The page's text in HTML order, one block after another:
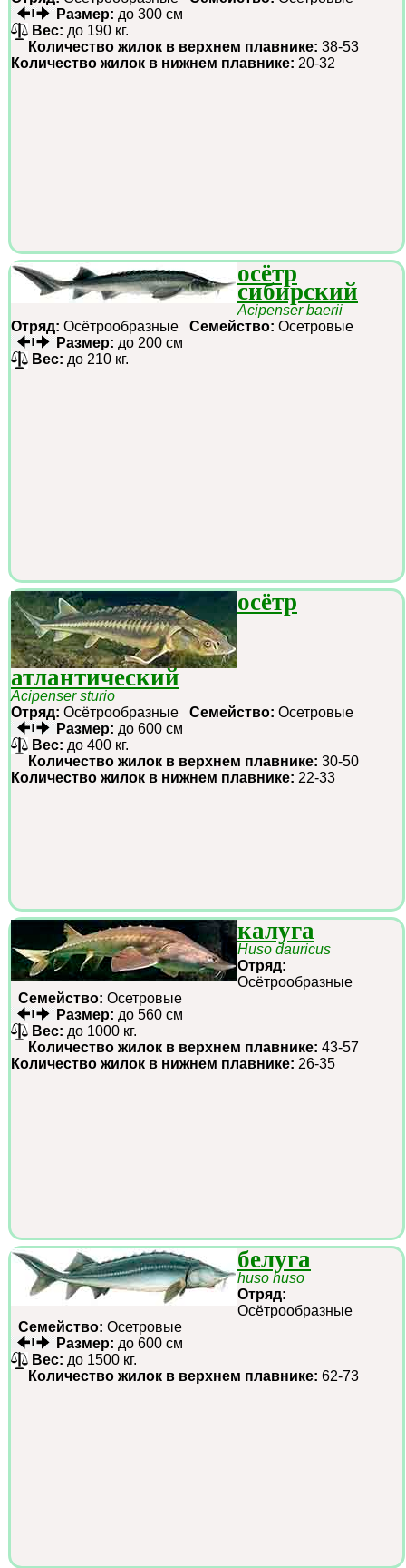
Размер: до 300 см
Вес: до 190 кг.
Количество жилок в верхнем плавнике: 38-53
Количество жилок в нижнем плавнике: 20-32
осётр
сибирский
Acipenser baerii
Отряд: Осётрообразные Семейство: Осетровые
Размер: до 200 см
Вес: до 210 кг.
осётр
атлантический
Acipenser sturio
Отряд: Осётрообразные Семейство: Осетровые
Размер: до 600 см
Вес: до 400 кг.
Количество жилок в верхнем плавнике: 30-50
Количество жилок в нижнем плавнике: 22-33
калуга
Huso dauricus
Отряд:
Осётрообразные
Семейство: Осетровые
Размер: до 560 см
Вес: до 1000 кг.
Количество жилок в верхнем плавнике: 43-57
Количество жилок в нижнем плавнике: 26-35
белуга
huso huso
Отряд:
Осётрообразные
Семейство: Осетровые
Размер: до 600 см
Вес: до 1500 кг.
Количество жилок в верхнем плавнике: 62-73